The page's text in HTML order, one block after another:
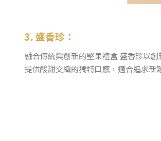
3. 盛香珍：
融合傳統與創新的堅果禮盒 盛香珍以
提供酸甜交織的獨特口感，適合追求新